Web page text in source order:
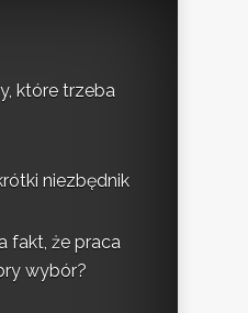
które trzeba
niezbędnik
fakt, że praca
wybór?